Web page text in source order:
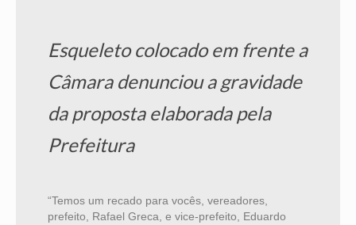
Esqueleto colocado em frente a
Câmara denunciou a gravidade
da proposta elaborada pela
Prefeitura
“Temos um recado para vocês, vereadores,
prefeito, Rafael Greca, e vice-prefeito, Eduardo